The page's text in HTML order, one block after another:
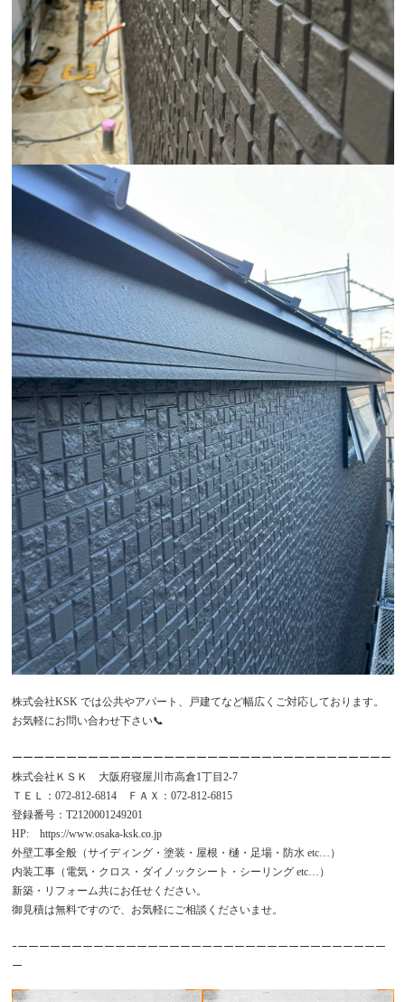
株式会社KSK では公共やアパート、戸建てなど幅広くご対応しております。
お気軽にお問い合わせ下さい📞
ーーーーーーーーーーーーーーーーーーーーーーーーーーーーーーーーーーー
株式会社ＫＳＫ 大阪府寝屋川市高倉1丁目2-7
ＴＥＬ：072-812-6814 ＦＡＸ：072-812-6815
登録番号：T2120001249201
HP: https://www.osaka-ksk.co.jp
外壁工事全般（サイディング・塗装・屋根・樋・足場・防水 etc…）
内装工事（電気・クロス・ダイノックシート・シーリング etc…）
新築・リフォーム共にお任せください。
御見積は無料ですので、お気軽にご相談くださいませ。
ｰーーーーーーーーーーーーーーーーーーーーーーーーーーーーーーーーーー
ー